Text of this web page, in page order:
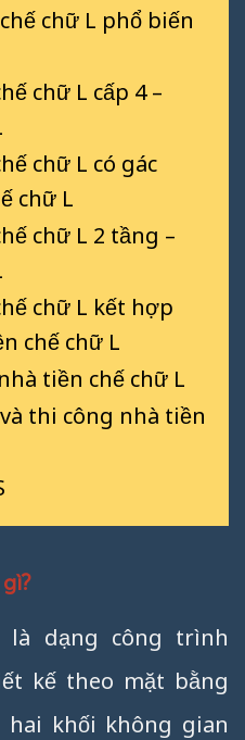
chữ L phổ biến
chữ L cấp 4 –
chữ L có gác
chữ L
chữ L 2 tầng –
chữ L kết hợp
chế chữ L
tiền chế chữ L
thi công nhà tiền
là dạng công trình
kế theo mặt bằng
khối không gian